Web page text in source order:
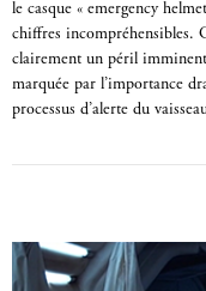
le casque « emergency
chiffres incompréhensibles.
clairement un péril
marquée par l’importance
processus d’alerte du